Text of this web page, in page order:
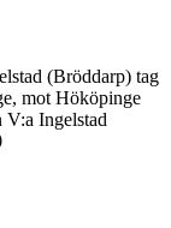
(Bröddarp) tag
mot Hököpinge
V:a Ingelstad